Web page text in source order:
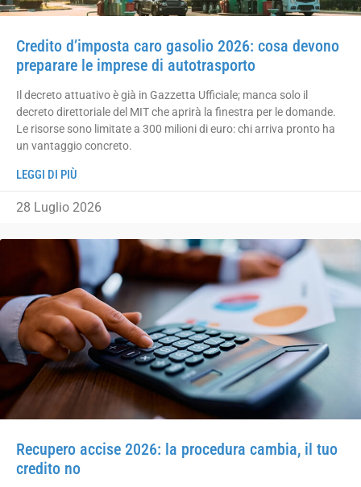
Credito d’imposta caro gasolio 2026: cosa devono
preparare le imprese di autotrasporto
Il decreto attuativo è già in Gazzetta Ufficiale; manca solo il
decreto direttoriale del MIT che aprirà la finestra per le domande.
Le risorse sono limitate a 300 milioni di euro: chi arriva pronto ha
un vantaggio concreto.
LEGGI DI PIÙ
28 Luglio 2026
Recupero accise 2026: la procedura cambia, il tuo
credito no